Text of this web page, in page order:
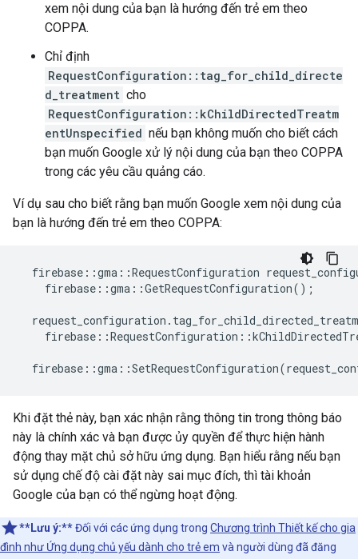
xem nội dung của bạn là hướng đến trẻ em theo
COPPA.
Chỉ định
RequestConfiguration::tag_for_child_directe
d_treatment cho
RequestConfiguration::kChildDirectedTreatm
entUnspecified nếu bạn không muốn cho biết cách
bạn muốn Google xử lý nội dung của bạn theo COPPA
trong các yêu cầu quảng cáo.
Ví dụ sau cho biết rằng bạn muốn Google xem nội dung của
bạn là hướng đến trẻ em theo COPPA:
firebase ::gma ::RequestConfiguration
firebase ::gma ::GetRequestConfiguration();
request_configuration .
firebase ::RequestConfiguration ::
firebase ::gma ::SetRequestConfiguration(
Khi đặt thẻ này, bạn xác nhận rằng thông tin trong thông báo
này là chính xác và bạn được ủy quyền để thực hiện hành
động thay mặt chủ sở hữu ứng dụng. Bạn hiểu rằng nếu bạn
sử dụng chế độ cài đặt này sai mục đích, thì tài khoản
Google của bạn có thể ngừng hoạt động.
**Lưu ý:**Đối với các ứng dụng trong Chương trình Thiết kế cho gia
đình như Ứng dụng chủ yếu dành cho trẻ em và người dùng đã đăng